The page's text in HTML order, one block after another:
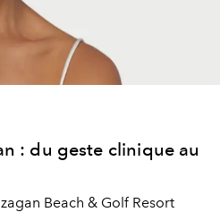
: du geste clinique au
Beach & Golf Resort